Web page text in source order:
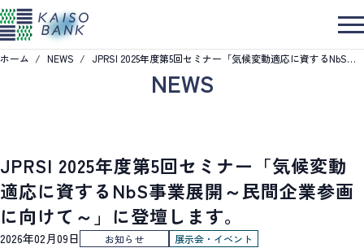
このページの本文へ移動
ホーム NEWS JPRSI 2025年度第5回セミナー「気候変動適応に資するNbS事業展開～民間企業参画に向けて～」に登壇します。
NEWS
JPRSI 2025年度第5回セミナー「気候変動
適応に資するNbS事業展開～民間企業参画
に向けて～」に登壇します。
2026年02月09日 お知らせ 展示会・イベント